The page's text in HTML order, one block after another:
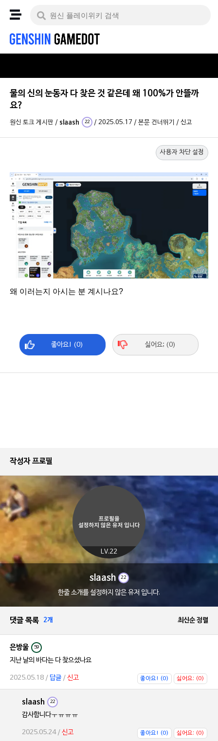
물의 신의 눈동자 다 찾은 것 같은데 왜 100%가 안뜰까
요?
원신 토크 게시판 / slaash 22 / 2025.05.17 / 본문 건너뛰기 / 신고
사용자 차단 설정
왜 이러는지 아시는 분 계시나요?
좋아요! (0) 싫어요; (0)
작성자 프로필
LV.22
slaash 22
한줄 소개를 설정하지 않은 유저 입니다.
댓글 목록 2개 최신순 정렬
은방울 59
지난 날의 바다는 다 찾으셨나요
2025.05.18 / 답글/ 신고 좋아요! (0) 싫어요; (0)
slaash 22
감사합니다ㅜㅠㅠㅠ
2025.05.24 / 신고 좋아요! (0) 싫어요; (0)